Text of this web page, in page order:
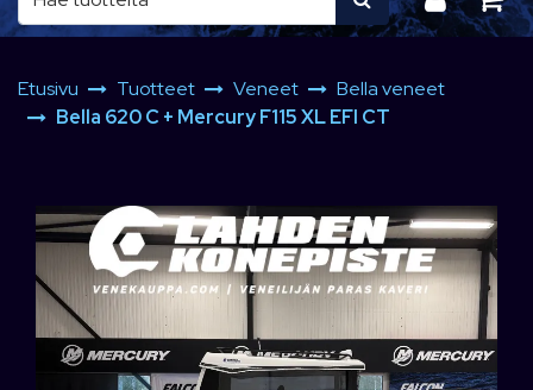
Etusivu Tuotteet Veneet
Bella veneet
Bella 620 C + Mercury F115 XL EFI CT